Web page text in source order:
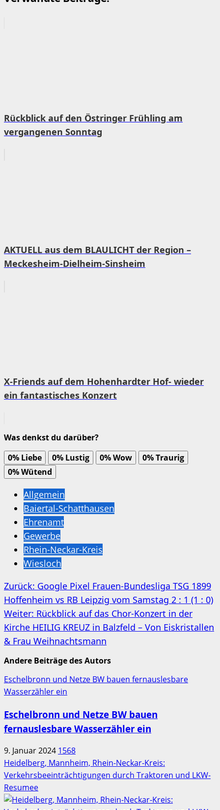
Rückblick auf den Östringer Frühling am
vergangenen Sonntag
AKTUELL aus dem BLAULICHT der Region –
Meckesheim-Dielheim-Sinsheim
X-Friends auf dem Hohenhardter Hof- wieder
ein fantastisches Konzert
Was denkst du darüber?
0% Liebe 0% Lustig 0%Wow 0%Traurig
0%Wütend
Allgemein
Baiertal-Schatthausen
Ehrenamt
Gewerbe
Rhein-Neckar-Kreis
Wiesloch
Beitragsnavigation
Zurück: Google Pixel Frauen-Bundesliga TSG 1899
Hoffenheim vs RB Leipzig vom Samstag 2 : 1 (1 : 0)
Weiter: Rückblick auf das Chor-Konzert in der
Kirche HEILIG KREUZ in Balzfeld – Von Eiskristallen
& Frau Weihnachtsmann
Andere Beiträge des Autors
Eschelbronn und Netze BW bauen fernauslesbare
Wasserzähler ein
Eschelbronn und Netze BW bauen
fernauslesbare Wasserzähler ein
9. Januar 2024 1568
Heidelberg, Mannheim, Rhein-Neckar-Kreis:
Verkehrsbeeinträchtigungen durch Traktoren und LKW-
Resumee